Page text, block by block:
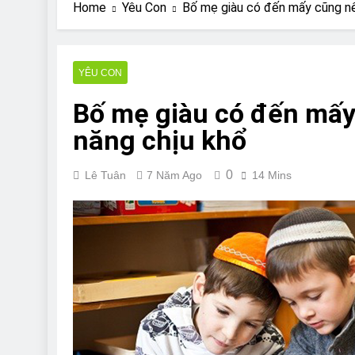
Are Bulldogs
7 Năm Ago
Can Bulldogs
Home Yêu Con Bố mẹ giàu có đến mấy cũng
YÊU CON
Bố mẹ giàu có đến
năng chịu khổ
Lê Tuân 7 Năm Ago 0 14 Mins